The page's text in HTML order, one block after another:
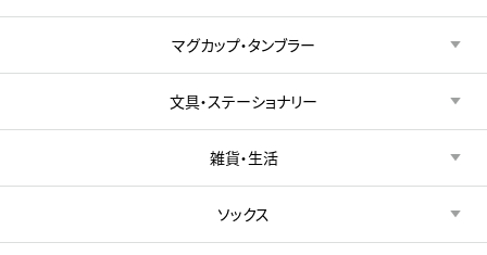
マグカップ・タンブラー
文具・ステーショナリー
雑貨・生活
ソックス